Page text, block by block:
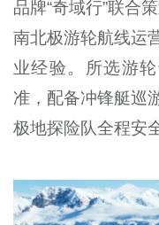
品牌“奇域行”联合
南北极游轮航线运
业经验。所选游
准，配备冲锋艇巡
极地探险队全程安